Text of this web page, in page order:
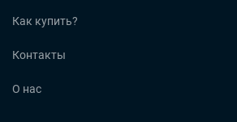
Как купить?
Контакты
О нас